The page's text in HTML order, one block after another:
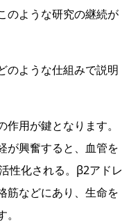
のような研究の継続が
ような仕組みで説明
用が鍵となります。
が興奮すると、血管を
性化される。β2アドレ
筋などにあり、生命を